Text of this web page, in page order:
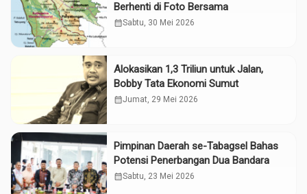
Berhenti di Foto Bersama
calendar_monthSabtu, 30 Mei 2026
Alokasikan 1,3 Triliun untuk Jalan,
Bobby Tata Ekonomi Sumut
calendar_monthJumat, 29 Mei 2026
Pimpinan Daerah se-Tabagsel Bahas
Potensi Penerbangan Dua Bandara
calendar_monthSabtu, 23 Mei 2026